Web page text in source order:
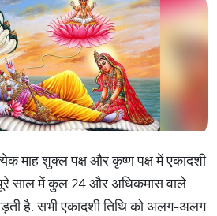
माह शुक्ल पक्ष और कृष्ण पक्ष में एकादशी
साल में कुल 24 और अधिकमास वाले
है. सभी एकादशी तिथि को अलग-अलग